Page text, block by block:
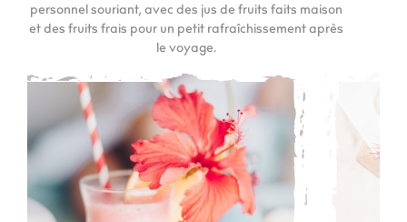
personnel souriant, avec des jus de fruits faits maison
et des fruits frais pour un petit rafraîchissement après
le voyage.